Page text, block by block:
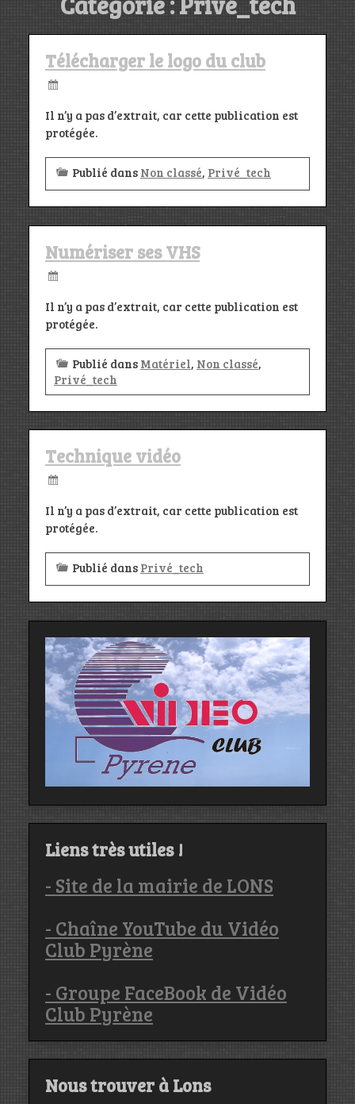
Télécharger le logo du club
Il n’y a pas d’extrait, car cette publication est
protégée.
Publié dans Non classé, Privé_tech
Numériser ses VHS
Il n’y a pas d’extrait, car cette publication est
protégée.
Publié dans Matériel, Non classé,
Privé_tech
Technique vidéo
Il n’y a pas d’extrait, car cette publication est
protégée.
Publié dans Privé_tech
Liens très utiles !
- Site de la mairie de LONS
- Chaîne YouTube du Vidéo
Club Pyrène
- Groupe FaceBook de Vidéo
Club Pyrène
Nous trouver à Lons